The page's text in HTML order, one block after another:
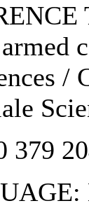
/
379